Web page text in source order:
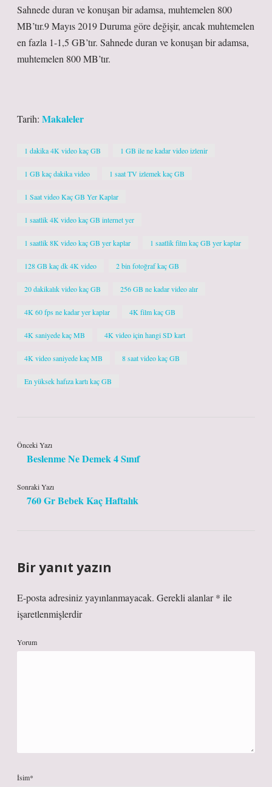
Sahnede duran ve konuşan bir adamsa, muhtemelen 800
MB’tır.9 Mayıs 2019 Duruma göre değişir, ancak muhtemelen
en fazla 1-1,5 GB’tır. Sahnede duran ve konuşan bir adamsa,
muhtemelen 800 MB’tır.
Tarih: Makaleler
1 dakika 4K video kaç GB 1 GB ile ne kadar video izlenir
1 GB kaç dakika video 1 saat TV izlemek kaç GB
1 Saat video Kaç GB Yer Kaplar
1 saatlik 4K video kaç GB internet yer
1 saatlik 8K video kaç GB yer kaplar 1 saatlik film kaç GB yer kaplar
128 GB kaç dk 4K video 2 bin fotoğraf kaç GB
20 dakikalık video kaç GB 256 GB ne kadar video alır
4K 60 fps ne kadar yer kaplar 4K film kaç GB
4K saniyede kaç MB 4K video için hangi SD kart
4K video saniyede kaç MB 8 saat video kaç GB
En yüksek hafıza kartı kaç GB
Önceki Yazı
Beslenme Ne Demek 4 Sınıf
Sonraki Yazı
760 Gr Bebek Kaç Haftalık
Bir yanıt yazın
E-posta adresiniz yayınlanmayacak. Gerekli alanlar* ile
işaretlenmişlerdir
Yorum
İsim*